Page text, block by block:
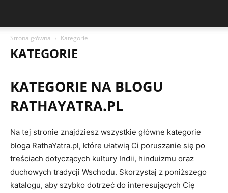
Strona główna Kategorie
KATEGORIE
KATEGORIE NA BLOGU
RATHAYATRA.PL
Na tej stronie znajdziesz wszystkie główne kategorie
bloga RathaYatra.pl, które ułatwią Ci poruszanie się po
treściach dotyczących kultury Indii, hinduizmu oraz
duchowych tradycji Wschodu. Skorzystaj z poniższego
katalogu, aby szybko dotrzeć do interesujących Cię